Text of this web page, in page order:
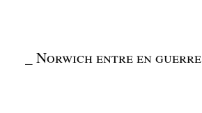
_Norwich entre en guerre